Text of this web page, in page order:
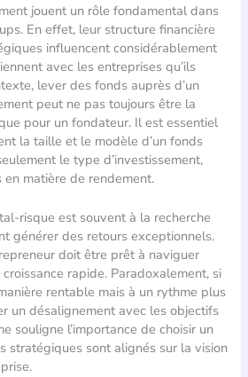
jouent un rôle fondamental dans
En effet, leur structure financière
influencent considérablement
avec les entreprises qu’ils
lever des fonds auprès d’un
peut ne pas toujours être la
pour un fondateur. Il est essentiel
la taille et le modèle d’un fonds
le type d’investissement,
matière de rendement.
risque est souvent à la recherche
générer des retours exceptionnels.
doit être prêt à naviguer
rapide. Paradoxalement, si
rentable mais à un rythme plus
un désalignement avec les objectifs
souligne l’importance de choisir un
stratégiques sont alignés sur la vision